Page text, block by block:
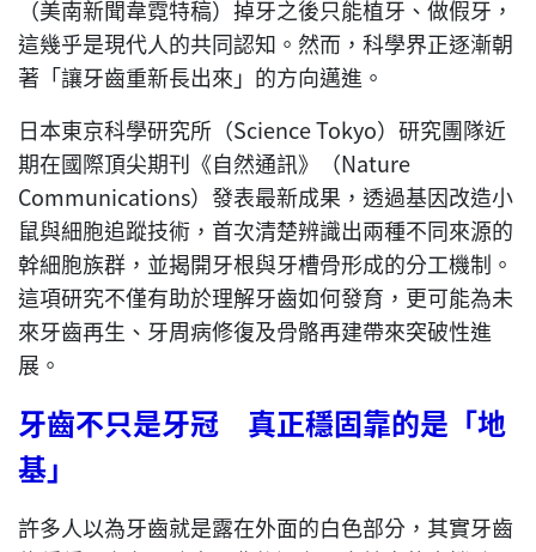
（美南新聞韋霓特稿）掉牙之後只能植牙、做假牙，
這幾乎是現代人的共同認知。然而，科學界正逐漸朝
著「讓牙齒重新長出來」的方向邁進。
日本東京科學研究所（Science Tokyo）研究團隊近
期在國際頂尖期刊《自然通訊》（Nature
Communications）發表最新成果，透過基因改造小
鼠與細胞追蹤技術，首次清楚辨識出兩種不同來源的
幹細胞族群，並揭開牙根與牙槽骨形成的分工機制。
這項研究不僅有助於理解牙齒如何發育，更可能為未
來牙齒再生、牙周病修復及骨骼再建帶來突破性進
展。
牙齒不只是牙冠 真正穩固靠的是「地
基」
許多人以為牙齒就是露在外面的白色部分，其實牙齒